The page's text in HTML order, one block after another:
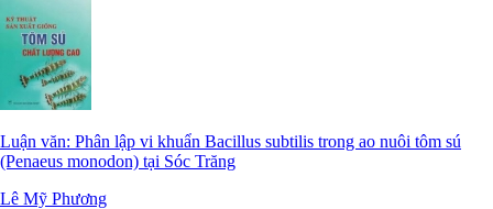
Luận văn: Phân lập vi khuẩn Bacillus subtilis trong ao nuôi tôm sú
(Penaeus monodon) tại Sóc Trăng
Lê Mỹ Phương